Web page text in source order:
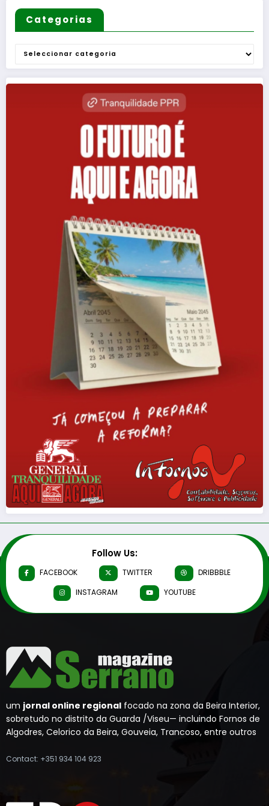
Categorias
Categorias
Follow Us:
FACEBOOK TWITTER
DRIBBBLE
INSTAGRAM
YOUTUBE
um jornal online regional focado na zona da Beira Interior,
sobretudo no distrito da Guarda /Viseu— incluindo Fornos de
Algodres, Celorico da Beira, Gouveia, Trancoso, entre outros
Contact: +351 934 104 923